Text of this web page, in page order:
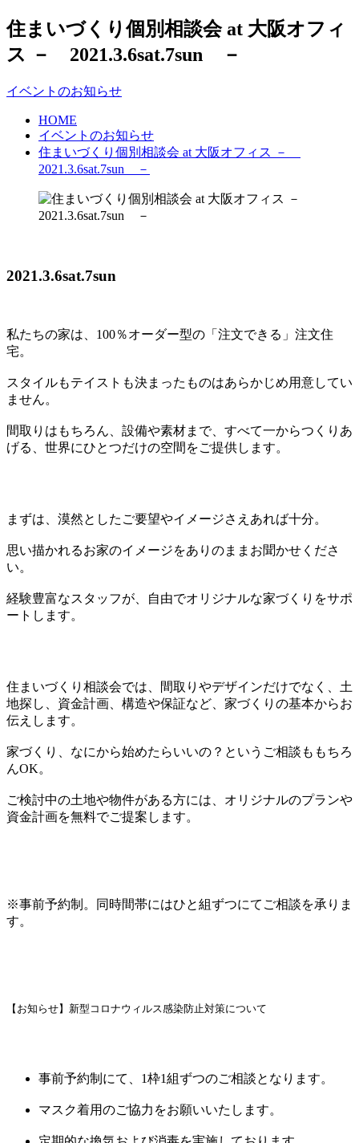
住まいづくり個別相談会 at 大阪オフィ
ス － 2021.3.6sat.7sun －
イベントのお知らせ
HOME
イベントのお知らせ
住まいづくり個別相談会 at 大阪オフィス －
2021.3.6sat.7sun －
2021.3.6sat.7sun
私たちの家は、100％オーダー型の「注文できる」注文住
宅。
スタイルもテイストも決まったものはあらかじめ用意してい
ません。
間取りはもちろん、設備や素材まで、すべて一からつくりあ
げる、世界にひとつだけの空間をご提供します。
まずは、漠然としたご要望やイメージさえあれば十分。
思い描かれるお家のイメージをありのままお聞かせくださ
い。
経験豊富なスタッフが、自由でオリジナルな家づくりをサポ
ートします。
住まいづくり相談会では、間取りやデザインだけでなく、土
地探し、資金計画、構造や保証など、家づくりの基本からお
伝えします。
家づくり、なにから始めたらいいの？というご相談ももちろ
んOK。
ご検討中の土地や物件がある方には、オリジナルのプランや
資金計画を無料でご提案します。
※事前予約制。同時間帯にはひと組ずつにてご相談を承りま
す。
【お知らせ】新型コロナウィルス感染防止対策について
事前予約制にて、1枠1組ずつのご相談となります。
マスク着用のご協力をお願いいたします。